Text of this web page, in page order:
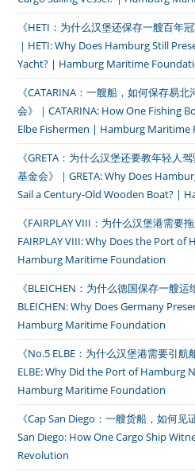
《HETI：为什么汉堡还保存一艘百年
｜HETI: Why Does Hamburg Still
Yacht? | Hamburg Maritime
《CATARINA：一艘船，如何保存易
会》｜CATARINA: How One Fishing
Elbe Fishermen | Hamburg Maritime
《GRETA：为什么汉堡还要教年轻人
基金会》｜GRETA: Why Does
Sail a Century-Old Wooden Boat? |
《FAIRPLAY VIII：为什么汉堡港需要
FAIRPLAY VIII: Why Does the Port of
Hamburg Maritime Foundation
《BLEICHEN：为什么德国保存一艘
BLEICHEN: Why Does Germany
Hamburg Maritime Foundation
《No.5 ELBE：为什么汉堡港需要引
ELBE: Why Did the Port of Hamburg
Hamburg Maritime Foundation
《Cap San Diego：一艘货船，如何
San Diego: How One Cargo Ship
Revolution